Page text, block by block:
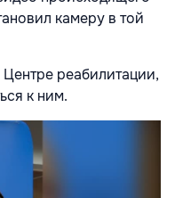
камеру в той
реабилитации,
к ним.